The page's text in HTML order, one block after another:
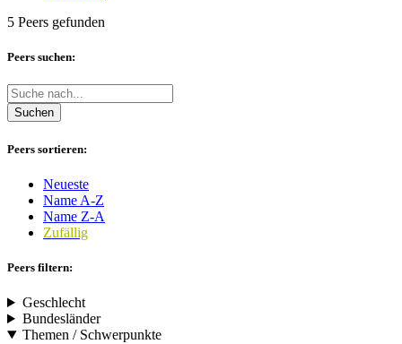
5 Peers gefunden
Peers suchen:
Suchen
Peers sortieren:
Neueste
Name A-Z
Name Z-A
Zufällig
Peers filtern:
Geschlecht
Bundesländer
Themen / Schwerpunkte